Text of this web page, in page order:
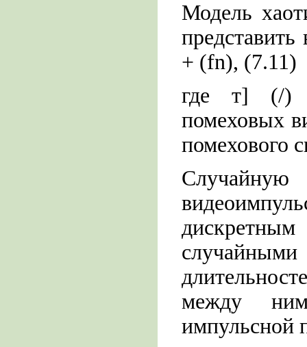
Модель
+ (fn), (7.11)
где т] (/) -
помеховых
помехового
Случайную
между
импульсной